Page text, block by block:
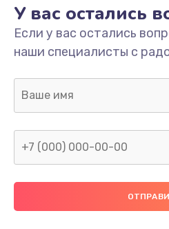
У вас остались
Если у вас остались
наши специалисты с